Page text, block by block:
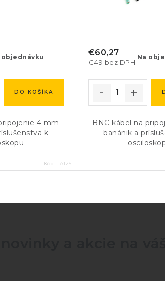
objednávku
DO KOŠÍKA
4 mm
k
Kód: TA125
Na
€49 bez DPH
€60,27
BNC kábel na
banánik a